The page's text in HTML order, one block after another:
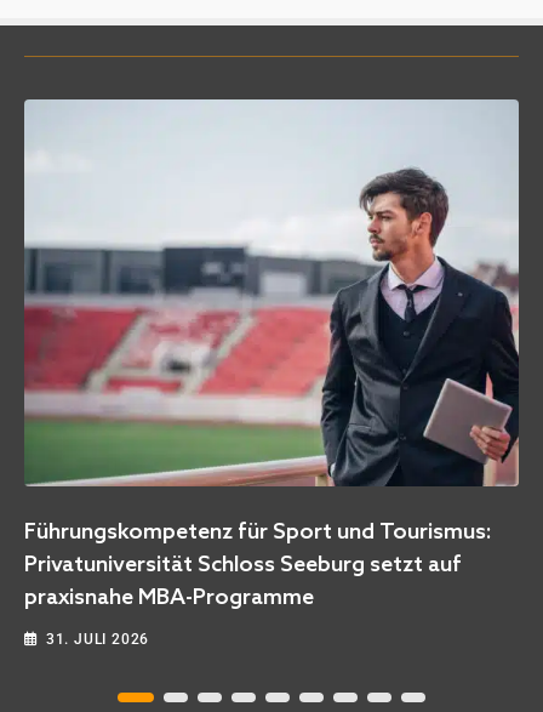
Björn Borg: Drogen, Zusammenbruch und ein
Neuanfang [Empfehlung]
3. JULI 2026